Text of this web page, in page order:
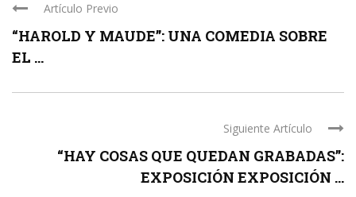
Artículo Previo
“HAROLD Y MAUDE”: UNA COMEDIA SOBRE
EL ...
Siguiente Artículo
“HAY COSAS QUE QUEDAN GRABADAS”:
EXPOSICIÓN EXPOSICIÓN ...